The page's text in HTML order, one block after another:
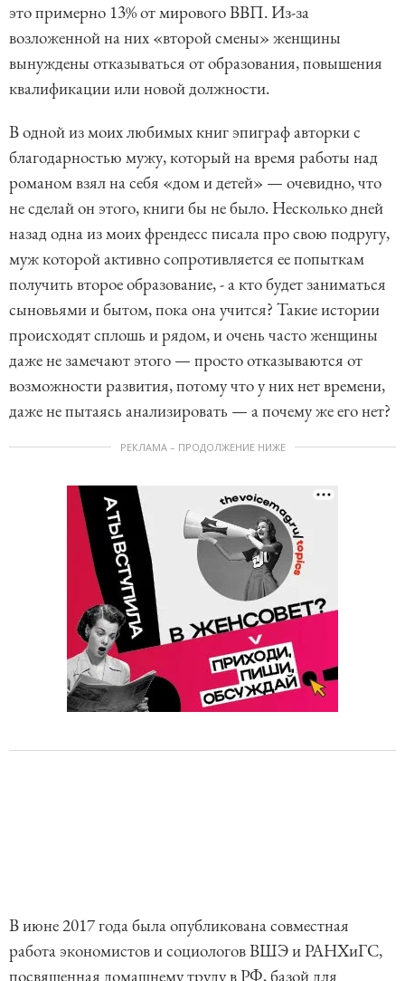
это примерно 13% от мирового ВВП. Из-за
возложенной на них «второй смены» женщины
вынуждены отказываться от образования, повышения
квалификации или новой должности.
В одной из моих любимых книг эпиграф авторки с
благодарностью мужу, который на время работы над
романом взял на себя «дом и детей» — очевидно, что
не сделай он этого, книги бы не было. Несколько дней
назад одна из моих френдесс писала про свою подругу,
муж которой активно сопротивляется ее попыткам
получить второе образование, - а кто будет заниматься
сыновьями и бытом, пока она учится? Такие истории
происходят сплошь и рядом, и очень часто женщины
даже не замечают этого — просто отказываются от
возможности развития, потому что у них нет времени,
даже не пытаясь анализировать — а почему же его нет?
РЕКЛАМА – ПРОДОЛЖЕНИЕ НИЖЕ
В июне 2017 года была опубликована совместная
работа экономистов и социологов ВШЭ и РАНХиГС,
посвященная домашнему труду в РФ, базой для